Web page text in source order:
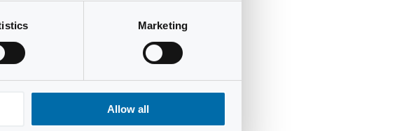
Marketing
Allow all